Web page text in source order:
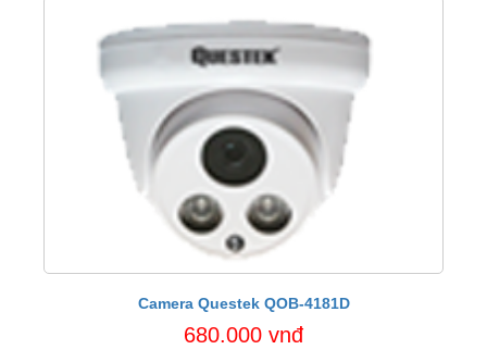
Camera Questek QOB-4181D
680.000 vnđ